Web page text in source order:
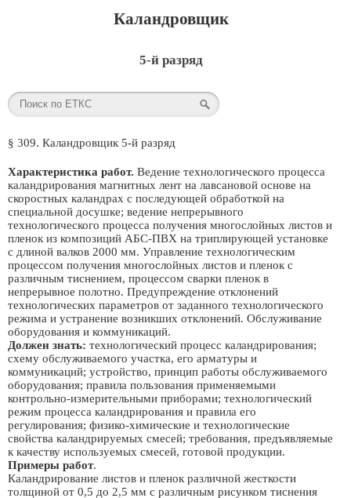
Каландровщик
5-й разряд
§ 309. Каландровщик 5-й разряд
Характеристика работ. Ведение технологического процесса
каландрирования магнитных лент на лавсановой основе на
скоростных каландрах с последующей обработкой на
специальной досушке; ведение непрерывного
технологического процесса получения многослойных листов и
пленок из композиций АБС-ПВХ на триплирующей установке
с длиной валков 2000 мм. Управление технологическим
процессом получения многослойных листов и пленок с
различным тиснением, процессом сварки пленок в
непрерывное полотно. Предупреждение отклонений
технологических параметров от заданного технологического
режима и устранение возникших отклонений. Обслуживание
оборудования и коммуникаций.
Должен знать: технологический процесс каландрирования;
схему обслуживаемого участка, его арматуры и
коммуникаций; устройство, принцип работы обслуживаемого
оборудования; правила пользования применяемыми
контрольно-измерительными приборами; технологический
режим процесса каландрирования и правила его
регулирования; физико-химические и технологические
свойства каландрируемых смесей; требования, предъявляемые
к качеству используемых смесей, готовой продукции.
Примеры работ.
Каландрирование листов и пленок различной жесткости
толщиной от 0,5 до 2,5 мм с различным рисунком тиснения